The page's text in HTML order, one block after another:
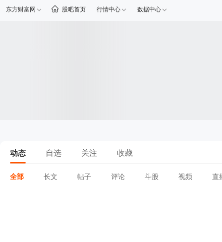
东方财富网 股吧首页 行情中心 数据中心
动态 自选 关注 收藏
全部 长文 帖子 评论 斗股 视频 直